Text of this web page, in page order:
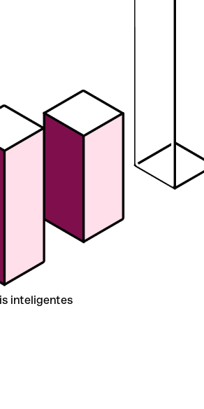
inteligentes